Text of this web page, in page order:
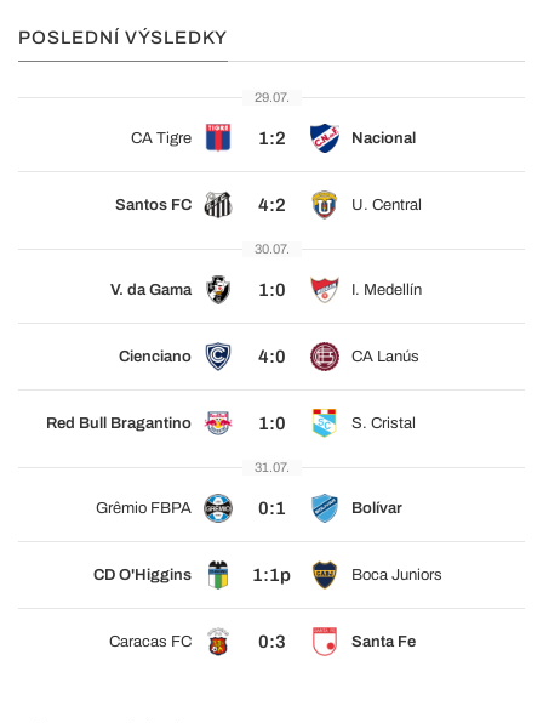
POSLEDNÍ VÝSLEDKY
29.07.
CA Tigre 1:2 Nacional
Santos FC 4:2 U. Central
30.07.
V. da Gama 1:0 I. Medellín
Cienciano 4:0 CA Lanús
Red Bull Bragantino 1:0 S. Cristal
31.07.
Grêmio FBPA 0:1 Bolívar
CD O'Higgins 1:1p Boca Juniors
Caracas FC 0:3 Santa Fe